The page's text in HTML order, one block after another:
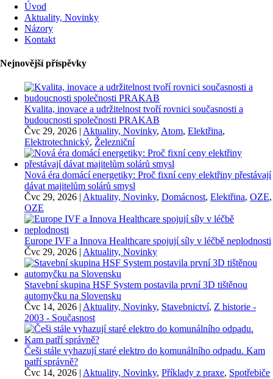
Úvod
Aktuality, Novinky
Názory
Kontakt
Nejnovější příspěvky
Kvalita, inovace a udržitelnost tvoří rovnici současnosti a
budoucnosti společnosti PRAKAB
Čvc 29, 2026 | Aktuality, Novinky, Atom, Elektřina,
Elektrotechnický, Železniční
Nová éra domácí energetiky: Proč fixní ceny elektřiny přestávají
dávat majitelům solárů smysl
Čvc 29, 2026 | Aktuality, Novinky, Domácnost, Elektřina, OZE,
OZE
Europe IVF a Innova Healthcare spojují síly v léčbě neplodnosti
Čvc 29, 2026 | Aktuality, Novinky
Stavební skupina HSF System postavila první 3D tištěnou
automyčku na Slovensku
Čvc 14, 2026 | Aktuality, Novinky, Stavebnictví, Z historie -
2003 - Současnost
Češi stále vyhazují staré elektro do komunálního odpadu. Kam
patří správně?
Čvc 14, 2026 | Aktuality, Novinky, Příklady z praxe, Spotřebiče